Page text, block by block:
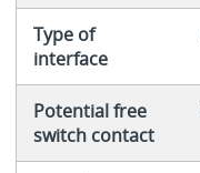
Type of
interface
Potential free
switch contact